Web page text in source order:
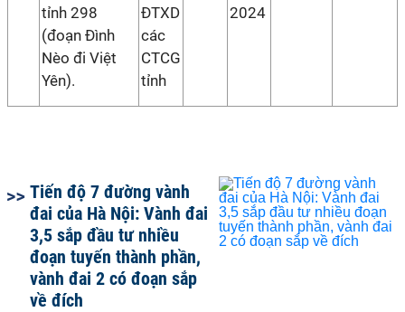
tỉnh 298
(đoạn Đình
Nèo đi Việt
Yên).
ĐTXD
các
CTCG
tỉnh
2024
Tiến độ 7 đường vành
đai của Hà Nội: Vành đai
3,5 sắp đầu tư nhiều
đoạn tuyến thành phần,
vành đai 2 có đoạn sắp
về đích